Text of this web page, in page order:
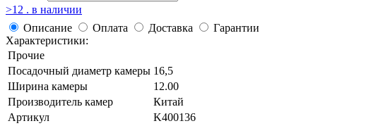
>12 . в наличии
Описание
Оплата Доставка
Гарантии
Характеристики:
Прочие
Посадочный диаметр камеры 16,5
Ширина камеры
12.00
Производитель камер
Китай
Артикул
K400136